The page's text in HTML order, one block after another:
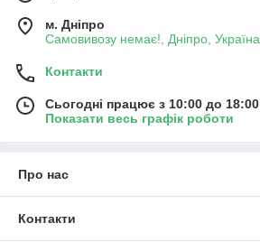
м. Дніпро
Самовивозу немає!, Дніпро, Україна
Контакти
Сьогодні працює з 10:00 до 18:00
Показати весь графік роботи
Про нас
Контакти